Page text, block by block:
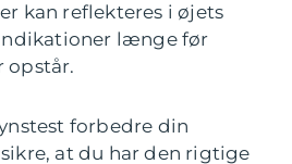
kan reflekteres i øjets
længe før
opstår.
forbedre din
at du har den rigtige